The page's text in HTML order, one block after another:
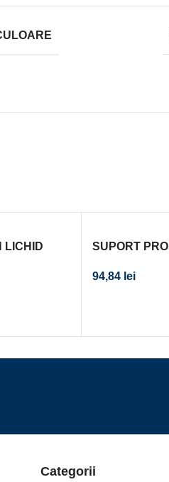
LICHID
SUPORT
94,84 lei
Categorii